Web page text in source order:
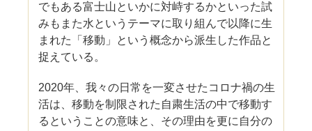
でもある富士山といかに対峙するかといった試
みもまた水というテーマに取り組んで以降に生
まれた「移動」という概念から派生した作品と
捉えている。
2020年、我々の日常を一変させたコロナ禍の生
活は、移動を制限された自粛生活の中で移動す
るということの意味と、その理由を更に自分の